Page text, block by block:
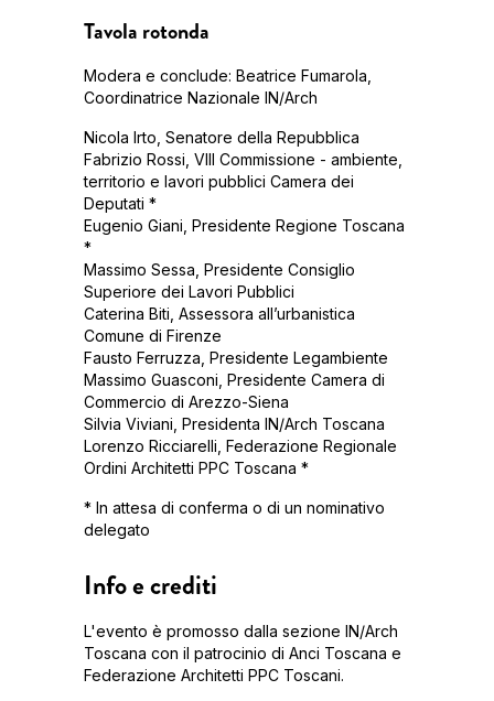
Tavola rotonda
Modera e conclude: Beatrice Fumarola,
Coordinatrice Nazionale IN/Arch
Nicola Irto, Senatore della Repubblica
Fabrizio Rossi, VIII Commissione - ambiente,
territorio e lavori pubblici Camera dei
Deputati *
Eugenio Giani, Presidente Regione Toscana
*
Massimo Sessa, Presidente Consiglio
Superiore dei Lavori Pubblici
Caterina Biti, Assessora all’urbanistica
Comune di Firenze
Fausto Ferruzza, Presidente Legambiente
Massimo Guasconi, Presidente Camera di
Commercio di Arezzo-Siena
Silvia Viviani, Presidenta IN/Arch Toscana
Lorenzo Ricciarelli, Federazione Regionale
Ordini Architetti PPC Toscana *
* In attesa di conferma o di un nominativo
delegato
Info e crediti
L'evento è promosso dalla sezione IN/Arch
Toscana con il patrocinio di Anci Toscana e
Federazione Architetti PPC Toscani.